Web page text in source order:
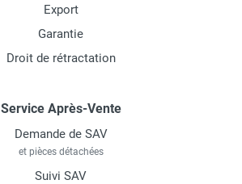
Export
Garantie
Droit de rétractation
Service Après-Vente
Demande de SAV
et pièces détachées
Suivi SAV